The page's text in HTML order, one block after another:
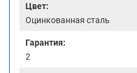
Цвет:
Оцинкованная сталь
Гарантия:
2